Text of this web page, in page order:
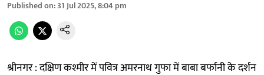
Published on:31 Jul 2025, 8:04 pm
श्रीनगर : दक्षिण कश्मीर में पवित्र अमरनाथ गुफा में बाबा बर्फानी के दर्शन